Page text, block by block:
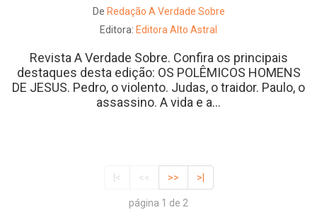
De Redação A Verdade Sobre
Editora: Editora Alto Astral
Revista A Verdade Sobre. Confira os principais
destaques desta edição: OS POLÊMICOS HOMENS
DE JESUS. Pedro, o violento. Judas, o traidor. Paulo, o
assassino. A vida e a...
|< << >> >|
página 1 de 2